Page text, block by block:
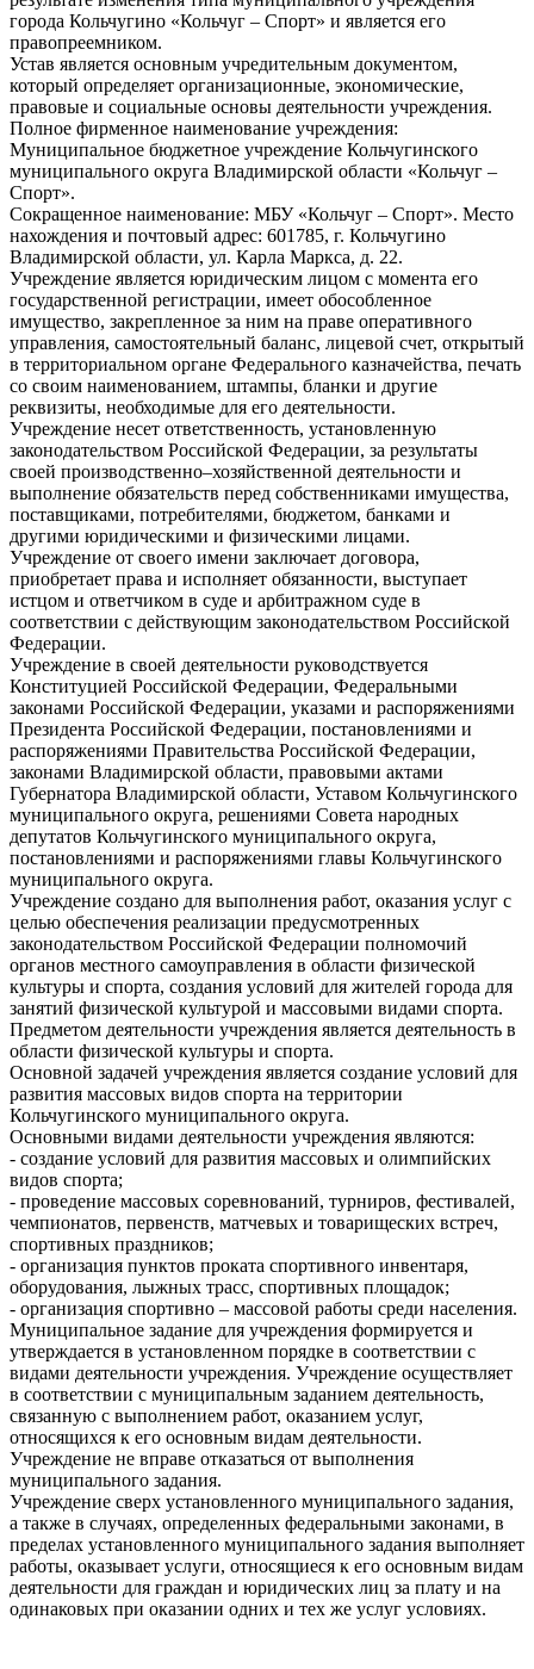
города Кольчугино «Кольчуг – Спорт» и является его
правопреемником.
Устав является основным учредительным документом,
который определяет организационные, экономические,
правовые и социальные основы деятельности учреждения.
Полное фирменное наименование учреждения:
Муниципальное бюджетное учреждение Кольчугинского
муниципального округа Владимирской области «Кольчуг –
Спорт».
Сокращенное наименование: МБУ «Кольчуг – Спорт». Место
нахождения и почтовый адрес: 601785, г. Кольчугино
Владимирской области, ул. Карла Маркса, д. 22.
Учреждение является юридическим лицом с момента его
государственной регистрации, имеет обособленное
имущество, закрепленное за ним на праве оперативного
управления, самостоятельный баланс, лицевой счет, открытый
в территориальном органе Федерального казначейства, печать
со своим наименованием, штампы, бланки и другие
реквизиты, необходимые для его деятельности.
Учреждение несет ответственность, установленную
законодательством Российской Федерации, за результаты
своей производственно–хозяйственной деятельности и
выполнение обязательств перед собственниками имущества,
поставщиками, потребителями, бюджетом, банками и
другими юридическими и физическими лицами.
Учреждение от своего имени заключает договора,
приобретает права и исполняет обязанности, выступает
истцом и ответчиком в суде и арбитражном суде в
соответствии с действующим законодательством Российской
Федерации.
Учреждение в своей деятельности руководствуется
Конституцией Российской Федерации, Федеральными
законами Российской Федерации, указами и распоряжениями
Президента Российской Федерации, постановлениями и
распоряжениями Правительства Российской Федерации,
законами Владимирской области, правовыми актами
Губернатора Владимирской области, Уставом Кольчугинского
муниципального округа, решениями Совета народных
депутатов Кольчугинского муниципального округа,
постановлениями и распоряжениями главы Кольчугинского
муниципального округа.
Учреждение создано для выполнения работ, оказания услуг с
целью обеспечения реализации предусмотренных
законодательством Российской Федерации полномочий
органов местного самоуправления в области физической
культуры и спорта, создания условий для жителей города для
занятий физической культурой и массовыми видами спорта.
Предметом деятельности учреждения является деятельность в
области физической культуры и спорта.
Основной задачей учреждения является создание условий для
развития массовых видов спорта на территории
Кольчугинского муниципального округа.
Основными видами деятельности учреждения являются:
- создание условий для развития массовых и олимпийских
видов спорта;
- проведение массовых соревнований, турниров, фестивалей,
чемпионатов, первенств, матчевых и товарищеских встреч,
спортивных праздников;
- организация пунктов проката спортивного инвентаря,
оборудования, лыжных трасс, спортивных площадок;
- организация спортивно – массовой работы среди населения.
Муниципальное задание для учреждения формируется и
утверждается в установленном порядке в соответствии с
видами деятельности учреждения. Учреждение осуществляет
в соответствии с муниципальным заданием деятельность,
связанную с выполнением работ, оказанием услуг,
относящихся к его основным видам деятельности.
Учреждение не вправе отказаться от выполнения
муниципального задания.
Учреждение сверх установленного муниципального задания,
а также в случаях, определенных федеральными законами, в
пределах установленного муниципального задания выполняет
работы, оказывает услуги, относящиеся к его основным видам
деятельности для граждан и юридических лиц за плату и на
одинаковых при оказании одних и тех же услуг условиях.